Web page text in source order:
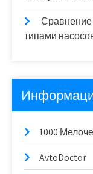
Сравнение
типами
1000
AvtoDoctor